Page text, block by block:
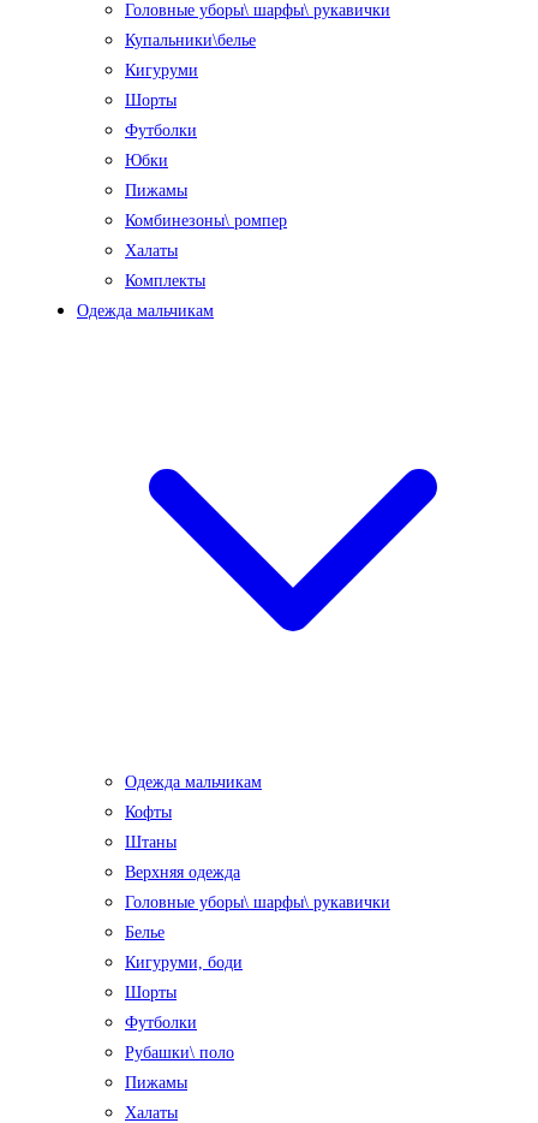
Головные уборы\ шарфы\ рукавички
Купальники\белье
Кигуруми
Шорты
Футболки
Юбки
Пижамы
Комбинезоны\ ромпер
Халаты
Комплекты
Одежда мальчикам
Одежда мальчикам
Кофты
Штаны
Верхняя одежда
Головные уборы\ шарфы\ рукавички
Белье
Кигуруми, боди
Шорты
Футболки
Рубашки\ поло
Пижамы
Халаты